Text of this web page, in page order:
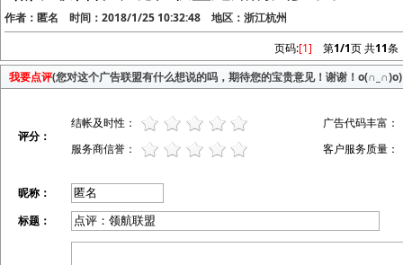
作者：匿名 时间：2018/1/25 10:32:48 地区：浙江杭州
页码:[1] 第1/1页 共11条
我要点评(您对这个广告联盟有什么想说的吗，期待您的宝贵意见！谢谢！o(∩_∩)o)
评分：
结帐及时性：
广告代码丰富：
服务商信誉：
客户服务质量：
昵称：
标题：